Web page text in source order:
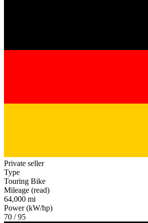
Private seller
Type
Touring Bike
Mileage (read)
64,000 mi
Power (kW/hp)
70 / 95